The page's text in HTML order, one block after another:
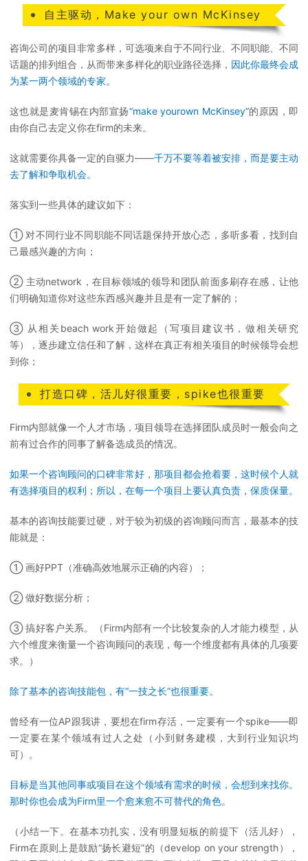
自主驱动，Make your own McKinsey
咨询公司的项目非常多样，可选项来自于不同行业、不同职能、不同
话题的排列组合，从而带来多样化的职业路径选择， 因此你最终会成
为某一两个领域的专家。
这也就是麦肯锡在内部宣扬“make yourown McKinsey”的原因，即
由你自己去定义你在firm的未来。
这就需要你具备一定的自驱力——千万不要等着被安排，而是要主动
去了解和争取机会。
落实到一些具体的建议如下：
① 对不同行业不同职能不同话题保持开放心态，多听多看，找到自
己最感兴趣的方向；
② 主动network，在目标领域的领导和团队前面多刷存在感，让他
们明确知道你对这些东西感兴趣并且是有一定了解的；
③ 从相关beach work开始做起（写项目建议书，做相关研究
等），逐步建立信任和了解，这样在真正有相关项目的时候领导会想
到你；
打造口碑，活儿好很重要，spike也很重要
Firm内部就像一个人才市场，项目领导在选择团队成员时一般会向之
前有过合作的同事了解备选成员的情况。
如果一个咨询顾问的口碑非常好，那项目都会抢着要，这时候个人就
有选择项目的权利；所以，在每一个项目上要认真负责，保质保量。
基本的咨询技能要过硬，对于较为初级的咨询顾问而言，最基本的技
能就是：
① 画好PPT（准确高效地展示正确的内容）；
② 做好数据分析；
③ 搞好客户关系。（Firm内部有一个比较复杂的人才能力模型，从
六个维度来衡量一个咨询顾问的表现，每一个维度都有具体的几项要
求。）
除了基本的咨询技能包，有“一技之长”也很重要。
曾经有一位AP跟我讲，要想在firm存活，一定要有一个spike——即
一定要在某个领域有过人之处（小到财务建模，大到行业知识均
可）。
目标是当其他同事或项目在这个领域有需求的时候，会想到来找你。
那时你也会成为Firm里一个愈来愈不可替代的角色。
（小结一下。在基本功扎实，没有明显短板的前提下（活儿好），
Firm在原则上是鼓励“扬长避短”的（develop on your strength），